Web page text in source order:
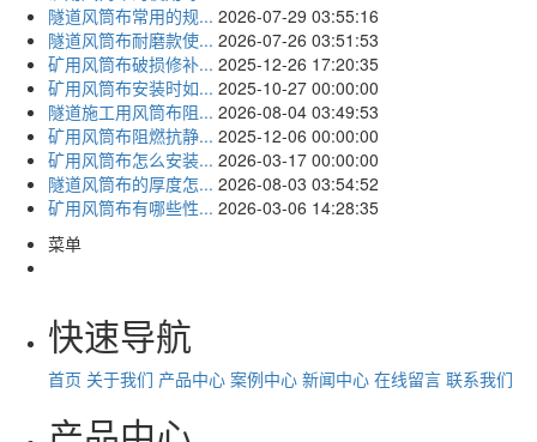
隧道风筒布常用的规... 2026-07-29 03:55:16
隧道风筒布耐磨款使... 2026-07-26 03:51:53
矿用风筒布破损修补... 2025-12-26 17:20:35
矿用风筒布安装时如... 2025-10-27 00:00:00
隧道施工用风筒布阻... 2026-08-04 03:49:53
矿用风筒布阻燃抗静... 2025-12-06 00:00:00
矿用风筒布怎么安装... 2026-03-17 00:00:00
隧道风筒布的厚度怎... 2026-08-03 03:54:52
矿用风筒布有哪些性... 2026-03-06 14:28:35
菜单
快速导航
首页 关于我们 产品中心 案例中心 新闻中心 在线留言 联系我们